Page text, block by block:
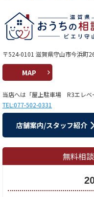
〒524-0101 滋賀県守山市今浜町
MAP
当店へは「屋上駐車場 R3エレベ
TEL:077-502-0331
店舗案内/スタッフ紹介
無料相